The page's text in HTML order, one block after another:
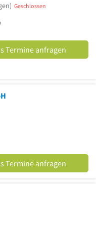
Geschlossen
Termine anfragen
Termine anfragen